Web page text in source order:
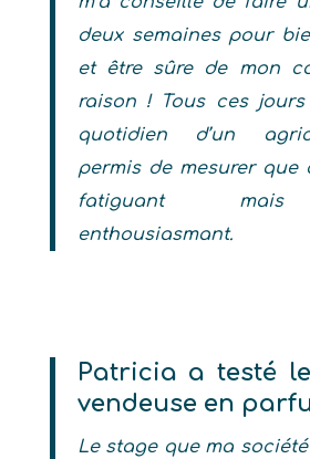
deux semaines pour
et être sûre de mon
raison ! Tous ces
quotidien d’un
permis de mesurer que
fatiguant mais
enthousiasmant.
Patricia a testé
vendeuse en
Le stage que ma société